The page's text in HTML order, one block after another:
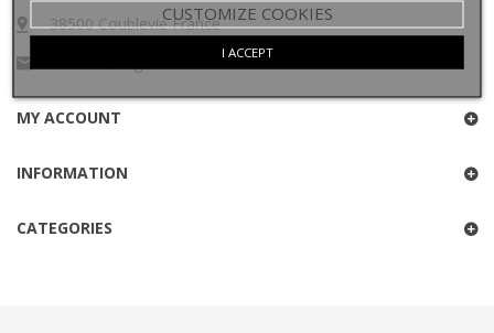
CUSTOMIZE COOKIES
I ACCEPT
38500 Coublevie France
contact@lingua-media.com
MY ACCOUNT
INFORMATION
CATEGORIES